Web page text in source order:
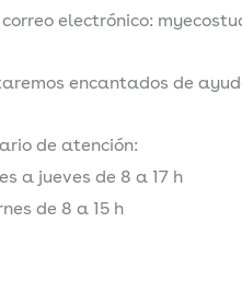
electrónico:
encantados de
de atención:
a jueves de 8 a 17 h
de 8 a 15 h